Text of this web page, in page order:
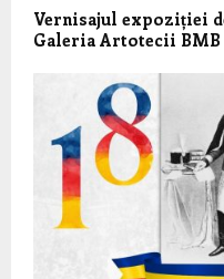
Vernisajul expoziției
Galeria Artotecii BMB